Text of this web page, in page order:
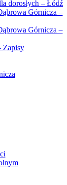
dorosłych – Łódź
Górnicza –
Górnicza –
Zapisy